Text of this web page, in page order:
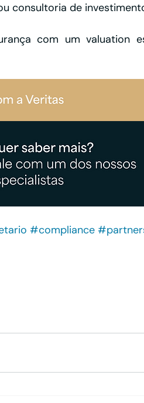
consultoria de
com um valuation
#compliance